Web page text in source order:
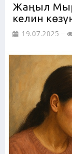
Жаңыл
келин
19.07.2025